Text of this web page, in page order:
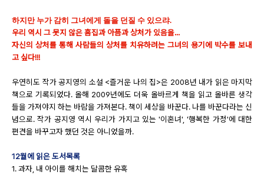
하지만 누가 감히 그녀에게 돌을 던질 수 있으랴.
우리 역시 그 못지 않은 흠집과 아픔과 상처가 있음을...
자신의 상처를 통해 사람들의 상처를 치유하려는 그녀의 용기에 박수를 보내
고 싶다!!!
우연히도 작가 공지영의 소설 <즐거운 나의 집>은 2008년 내가 읽은 마지막
책으로 기록되었다. 올해 2009년에도 더욱 올바르게 책을 읽고 올바른 생각
들을 가져야지 하는 바람을 가져본다. 책이 세상을 바꾼다. 나를 바꾼다라는 신
념으로. 작가 공지영 역시 우리가 가지고 있는 '이혼녀', '행복한 가정'에 대한
편견을 바꾸고자 했던 것은 아니었을까.
12월에 읽은 도서목록
1. 과자, 내 아이를 해치는 달콤한 유혹